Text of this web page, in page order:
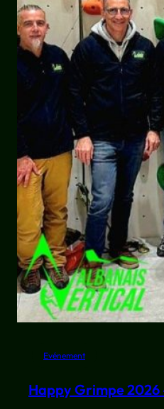
Evénement
Happy Grimpe 2026